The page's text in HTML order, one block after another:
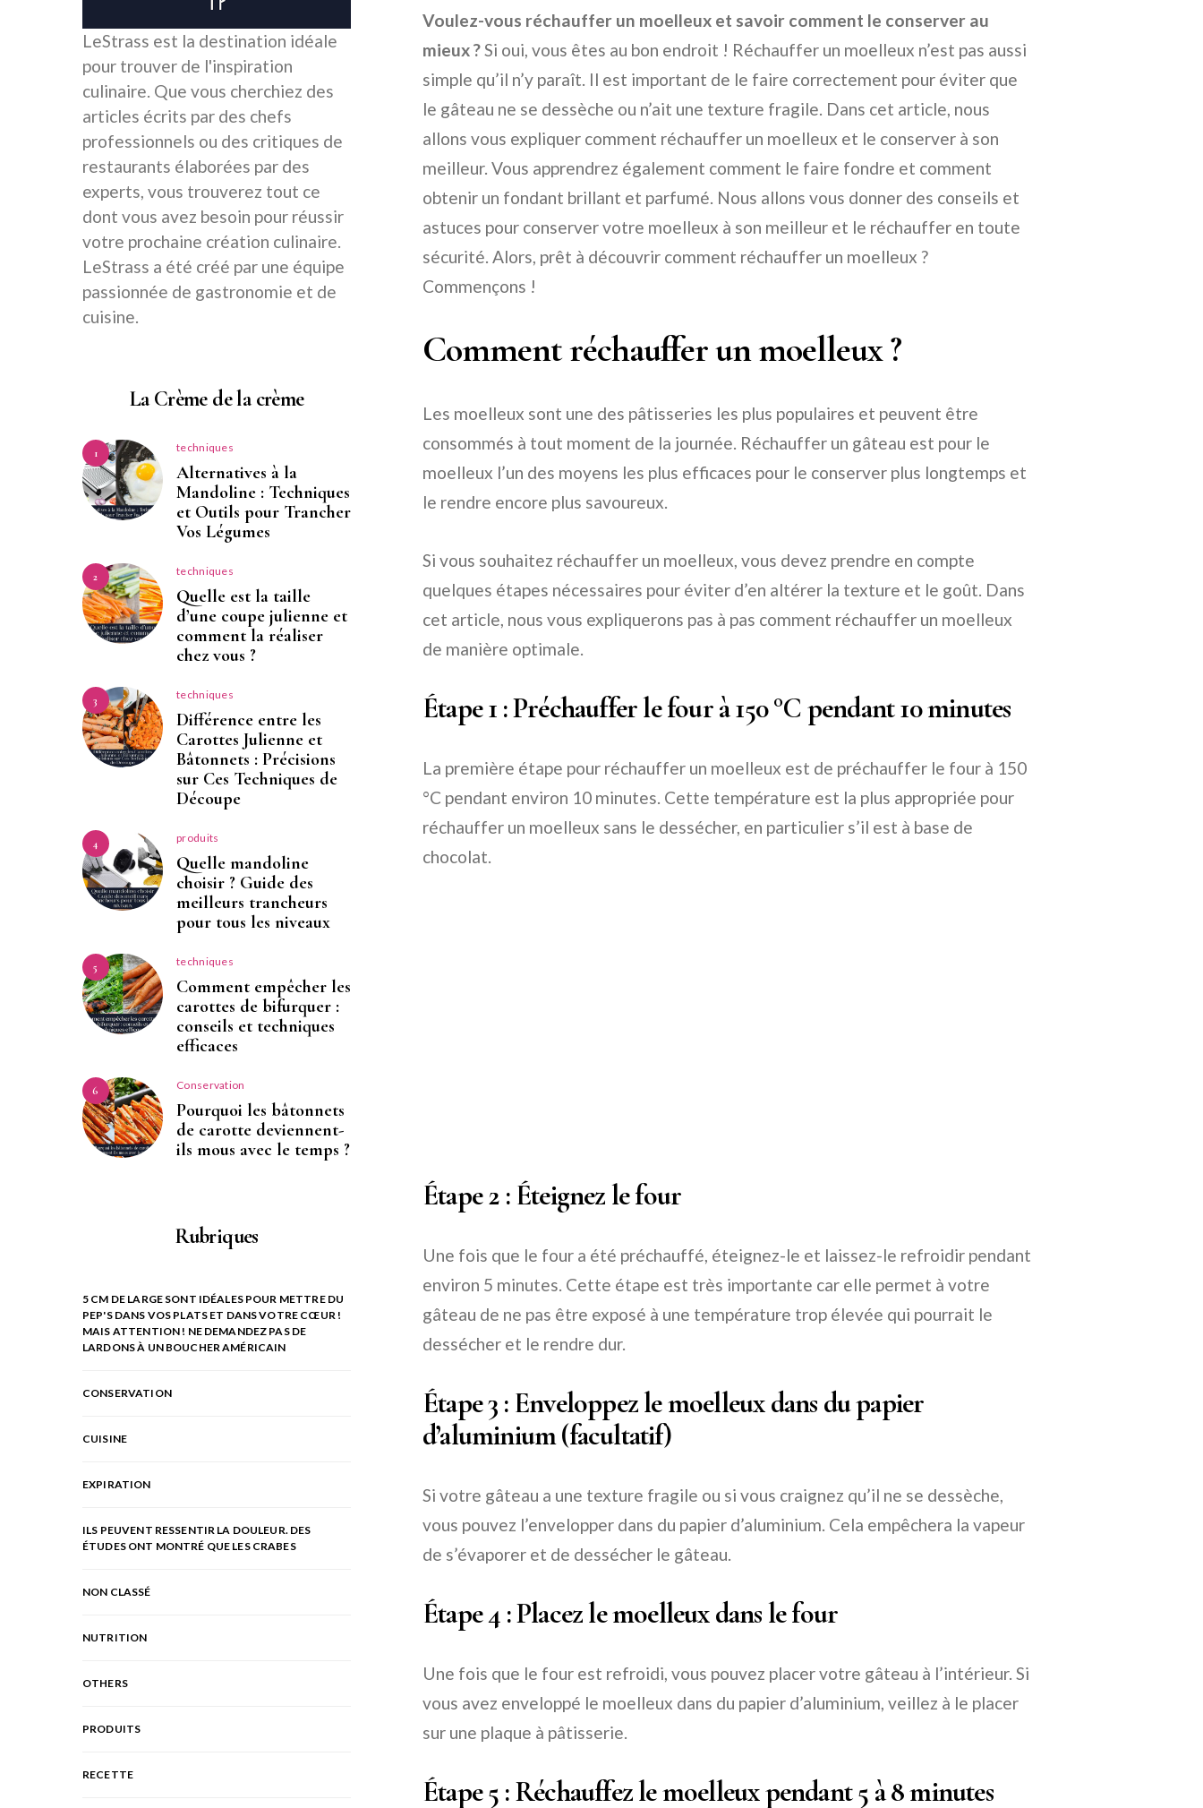
Voulez-vous réchauffer un moelleux et savoir comment le conserver au
mieux ?Si oui, vous êtes au bon endroit ! Réchauffer un moelleux n’est pas aussi
simple qu’il n’y paraît. Il est important de le faire correctement pour éviter que
le gâteau ne se dessèche ou n’ait une texture fragile. Dans cet article, nous
allons vous expliquer comment réchauffer un moelleux et le conserver à son
meilleur. Vous apprendrez également comment le faire fondre et comment
obtenir un fondant brillant et parfumé. Nous allons vous donner des conseils et
astuces pour conserver votre moelleux à son meilleur et le réchauffer en toute
sécurité. Alors, prêt à découvrir comment réchauffer un moelleux ?
Commençons !
Comment réchauffer un moelleux ?
Les moelleux sont une des pâtisseries les plus populaires et peuvent être
consommés à tout moment de la journée. Réchauffer un gâteau est pour le
moelleux l’un des moyens les plus efficaces pour le conserver plus longtemps et
le rendre encore plus savoureux.
Si vous souhaitez réchauffer un moelleux, vous devez prendre en compte
quelques étapes nécessaires pour éviter d’en altérer la texture et le goût. Dans
cet article, nous vous expliquerons pas à pas comment réchauffer un moelleux
de manière optimale.
Étape 1 : Préchauffer le four à 150 °C pendant 10 minutes
La première étape pour réchauffer un moelleux est de préchauffer le four à 150
°C pendant environ 10 minutes. Cette température est la plus appropriée pour
réchauffer un moelleux sans le dessécher, en particulier s’il est à base de
chocolat.
Étape 2 : Éteignez le four
Une fois que le four a été préchauffé, éteignez-le et laissez-le refroidir pendant
environ 5 minutes. Cette étape est très importante car elle permet à votre
gâteau de ne pas être exposé à une température trop élevée qui pourrait le
dessécher et le rendre dur.
Étape 3 : Enveloppez le moelleux dans du papier
d’aluminium (facultatif)
Si votre gâteau a une texture fragile ou si vous craignez qu’il ne se dessèche,
vous pouvez l’envelopper dans du papier d’aluminium. Cela empêchera la vapeur
de s’évaporer et de dessécher le gâteau.
Étape 4 : Placez le moelleux dans le four
Une fois que le four est refroidi, vous pouvez placer votre gâteau à l’intérieur. Si
vous avez enveloppé le moelleux dans du papier d’aluminium, veillez à le placer
sur une plaque à pâtisserie.
Étape 5 : Réchauffez le moelleux pendant 5 à 8 minutes
LeStrass est la destination idéale
pour trouver de l'inspiration
culinaire. Que vous cherchiez des
articles écrits par des chefs
professionnels ou des critiques de
restaurants élaborées par des
experts, vous trouverez tout ce
dont vous avez besoin pour réussir
votre prochaine création culinaire.
LeStrass a été créé par une équipe
passionnée de gastronomie et de
cuisine.
La Crème de la crème
1 techniques
Alternatives à la
Mandoline : Techniques
et Outils pour Trancher
Vos Légumes
2 techniques
Quelle est la taille
d’une coupe julienne et
comment la réaliser
chez vous ?
3 techniques
Différence entre les
Carottes Julienne et
Bâtonnets : Précisions
sur Ces Techniques de
Découpe
4 produits
Quelle mandoline
choisir ? Guide des
meilleurs trancheurs
pour tous les niveaux
5 techniques
Comment empêcher les
carottes de bifurquer :
conseils et techniques
efficaces
6 Conservation
Pourquoi les bâtonnets
de carotte deviennent-
ils mous avec le temps ?
Rubriques
5 CM DE LARGE SONT IDÉALES POUR METTRE DU
PEP'S DANS VOS PLATS ET DANS VOTRE CŒUR !
MAIS ATTENTION ! NE DEMANDEZ PAS DE
LARDONS À UN BOUCHER AMÉRICAIN
CONSERVATION
CUISINE
EXPIRATION
ILS PEUVENT RESSENTIR LA DOULEUR. DES
ÉTUDES ONT MONTRÉ QUE LES CRABES
NON CLASSÉ
NUTRITION
OTHERS
PRODUITS
RECETTE